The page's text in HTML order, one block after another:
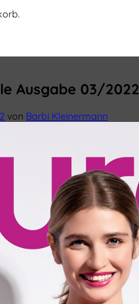
Ausgabe 03/2022
von Barbi Kleinermann